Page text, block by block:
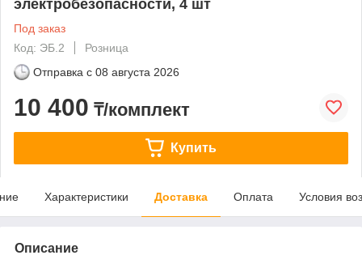
электробезопасности, 4 шт
Под заказ
Код: ЭБ.2
Розница
Отправка с 08 августа 2026
10 400 ₸/комплект
Купить
Характеристики Доставка Оплата Условия
Описание